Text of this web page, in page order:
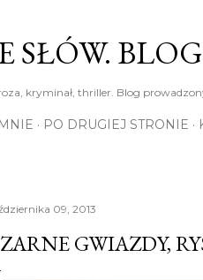
SŁÓW.
kryminał, thriller. Blog
PO DRUGIEJ STRONIE
09, 2013
GWIAZDY,